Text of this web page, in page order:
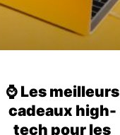
⌚️ Les meilleurs
cadeaux high-
tech pour les